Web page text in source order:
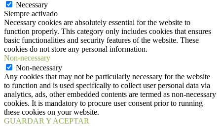
Necessary
Siempre activado
Necessary cookies are absolutely essential for the website to
function properly. This category only includes cookies that ensures
basic functionalities and security features of the website. These
cookies do not store any personal information.
Non-necessary
Non-necessary
Any cookies that may not be particularly necessary for the website
to function and is used specifically to collect user personal data via
analytics, ads, other embedded contents are termed as non-necessary
cookies. It is mandatory to procure user consent prior to running
these cookies on your website.
GUARDAR Y ACEPTAR